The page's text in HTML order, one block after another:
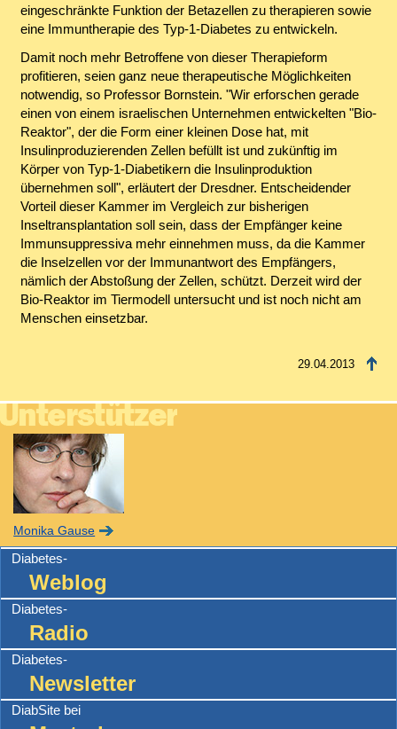
eingeschränkte Funktion der Betazellen zu therapieren sowie
eine Immuntherapie des Typ-1-Diabetes zu entwickeln.
Damit noch mehr Betroffene von dieser Therapieform
profitieren, seien ganz neue therapeutische Möglichkeiten
notwendig, so Professor Bornstein. "Wir erforschen gerade
einen von einem israelischen Unternehmen entwickelten "Bio-
Reaktor", der die Form einer kleinen Dose hat, mit
Insulinproduzierenden Zellen befüllt ist und zukünftig im
Körper von Typ-1-Diabetikern die Insulinproduktion
übernehmen soll", erläutert der Dresdner. Entscheidender
Vorteil dieser Kammer im Vergleich zur bisherigen
Inseltransplantation soll sein, dass der Empfänger keine
Immunsuppressiva mehr einnehmen muss, da die Kammer
die Inselzellen vor der Immunantwort des Empfängers,
nämlich der Abstoßung der Zellen, schützt. Derzeit wird der
Bio-Reaktor im Tiermodell untersucht und ist noch nicht am
Menschen einsetzbar.
29.04.2013
Monika Gause
Diabetes-
Weblog
Diabetes-
Radio
Diabetes-
Newsletter
DiabSite bei